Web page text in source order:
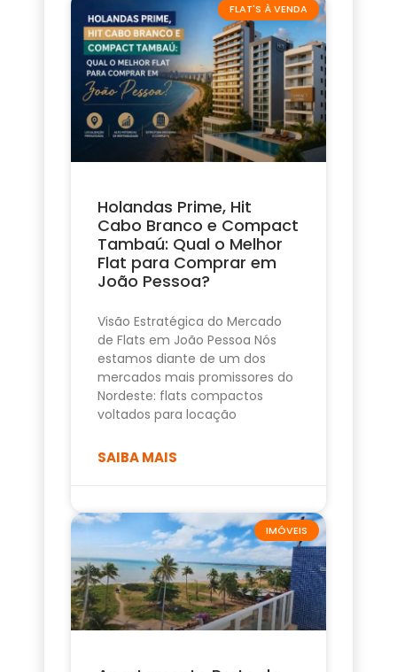
FLAT'S À VENDA
Holandas Prime, Hit
Cabo Branco e Compact
Tambaú: Qual o Melhor
Flat para Comprar em
João Pessoa?
Visão Estratégica do Mercado
de Flats em João Pessoa Nós
estamos diante de um dos
mercados mais promissores do
Nordeste: flats compactos
voltados para locação
SAIBA MAIS
IMÓVEIS